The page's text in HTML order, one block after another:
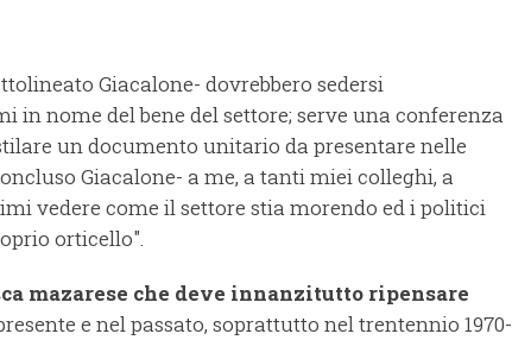
Giacalone- dovrebbero sedersi
in nome del bene del settore; serve una conferenza
un documento unitario da presentare nelle
Giacalone- a me, a tanti miei colleghi, a
vedere come il settore stia morendo ed i politici
orticello".
mazarese che deve innanzitutto ripensare
e nel passato, soprattutto nel trentennio 1970-